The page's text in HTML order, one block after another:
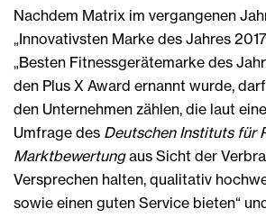
Nachdem Matrix im vergangenen
„Innovativsten Marke des Jahres
„Besten Fitnessgerätemarke des
den Plus X Award ernannt wurde,
den Unternehmen zählen, die laut
Umfrage des Deutschen Instituts für
Marktbewertungaus Sicht der
Versprechen halten, qualitativ
sowie einen guten Service bieten“